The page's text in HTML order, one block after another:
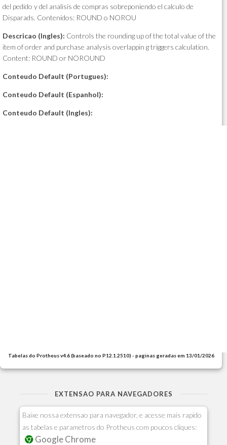
del pedido y del analisis de compras sobreponiendo el calculo de
Disparads. Contenidos: ROUND o NOROU
Descricao (Ingles): Controls the rounding up of the total value of the
item of order and purchase analysis overlappin g triggers calculation.
Content: ROUND or NOROUND
Conteudo Default (Portugues):
Conteudo Default (Espanhol):
Conteudo Default (Ingles):
Tabelas do Protheus v4.6 (baseado no P12.1.2510) - paginas geradas em 13/01/2026
EXTENSAO PARA NAVEGADORES
Baixe nossa extensao para navegador, e acesse mais rapido
as tabelas e parametros do Protheus com poucos cliques:
Google Chrome